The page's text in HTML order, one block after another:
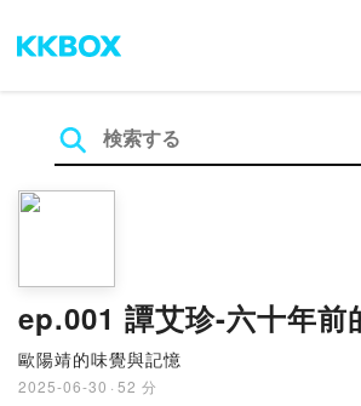
ep.001 譚艾珍-六十年前
歐陽靖的味覺與記憶
2025-06-30 · 52 分